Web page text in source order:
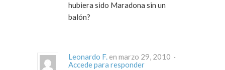
hubiera sido Maradona sin un
balón?
Leonardo F.
en marzo 29, 2010 ·
Accede para responder